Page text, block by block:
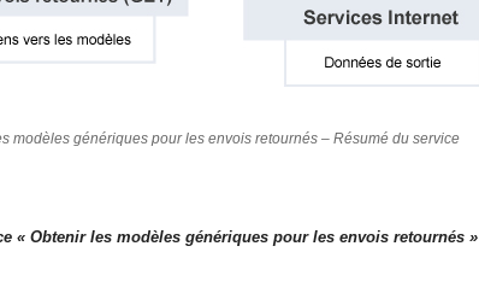
modèles génériques pour les envois retournés – Résumé du service
« Obtenir les modèles génériques pour les envois retournés »